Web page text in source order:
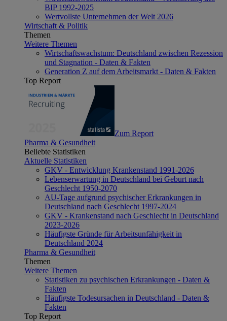
BIP 1992-2025
Wertvollste Unternehmen der Welt 2026
Wirtschaft & Politik
Themen
Weitere Themen
Wirtschaftswachstum: Deutschland zwischen Rezession
und Stagnation - Daten & Fakten
Generation Z auf dem Arbeitsmarkt - Daten & Fakten
Top Report
Zum Report
Pharma & Gesundheit
Beliebte Statistiken
Aktuelle Statistiken
GKV - Entwicklung Krankenstand 1991-2026
Lebenserwartung in Deutschland bei Geburt nach
Geschlecht 1950-2070
AU-Tage aufgrund psychischer Erkrankungen in
Deutschland nach Geschlecht 1997-2024
GKV - Krankenstand nach Geschlecht in Deutschland
2023-2026
Häufigste Gründe für Arbeitsunfähigkeit in
Deutschland 2024
Pharma & Gesundheit
Themen
Weitere Themen
Statistiken zu psychischen Erkrankungen - Daten &
Fakten
Häufigste Todesursachen in Deutschland - Daten &
Fakten
Top Report